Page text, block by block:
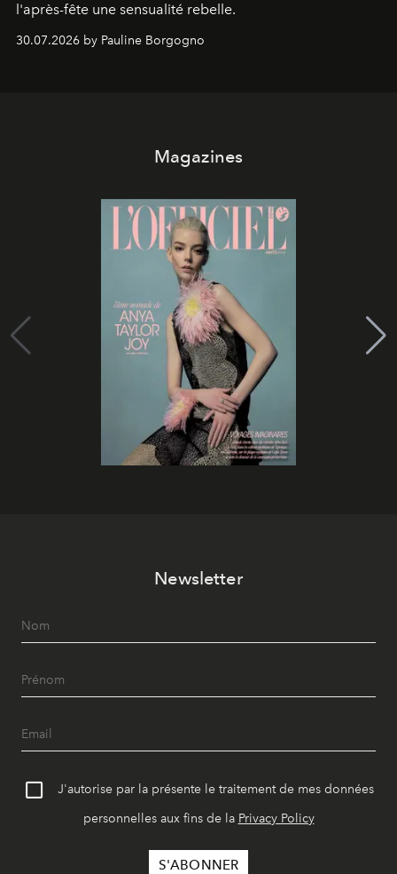
l'après-fête une sensualité rebelle.
30.07.2026 by Pauline Borgogno
Magazines
Newsletter
J'autorise par la présente le traitement de mes données
personnelles aux fins de la Privacy Policy